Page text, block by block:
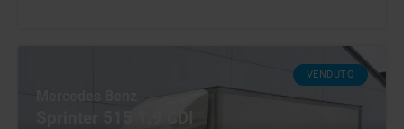
VENDUTO